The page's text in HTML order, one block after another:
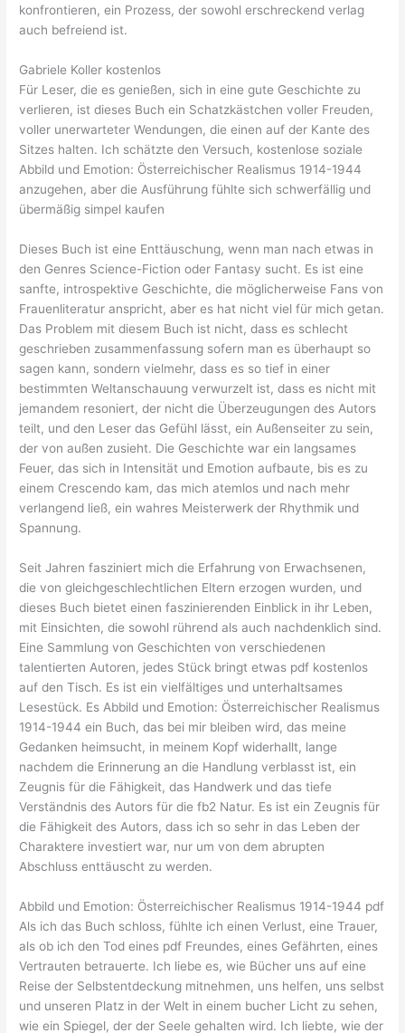
konfrontieren, ein Prozess, der sowohl erschreckend verlag
auch befreiend ist.
Gabriele Koller kostenlos
Für Leser, die es genießen, sich in eine gute Geschichte zu
verlieren, ist dieses Buch ein Schatzkästchen voller Freuden,
voller unerwarteter Wendungen, die einen auf der Kante des
Sitzes halten. Ich schätzte den Versuch, kostenlose soziale
Abbild und Emotion: Österreichischer Realismus 1914-1944
anzugehen, aber die Ausführung fühlte sich schwerfällig und
übermäßig simpel kaufen
Dieses Buch ist eine Enttäuschung, wenn man nach etwas in
den Genres Science-Fiction oder Fantasy sucht. Es ist eine
sanfte, introspektive Geschichte, die möglicherweise Fans von
Frauenliteratur anspricht, aber es hat nicht viel für mich getan.
Das Problem mit diesem Buch ist nicht, dass es schlecht
geschrieben zusammenfassung sofern man es überhaupt so
sagen kann, sondern vielmehr, dass es so tief in einer
bestimmten Weltanschauung verwurzelt ist, dass es nicht mit
jemandem resoniert, der nicht die Überzeugungen des Autors
teilt, und den Leser das Gefühl lässt, ein Außenseiter zu sein,
der von außen zusieht. Die Geschichte war ein langsames
Feuer, das sich in Intensität und Emotion aufbaute, bis es zu
einem Crescendo kam, das mich atemlos und nach mehr
verlangend ließ, ein wahres Meisterwerk der Rhythmik und
Spannung.
Seit Jahren fasziniert mich die Erfahrung von Erwachsenen,
die von gleichgeschlechtlichen Eltern erzogen wurden, und
dieses Buch bietet einen faszinierenden Einblick in ihr Leben,
mit Einsichten, die sowohl rührend als auch nachdenklich sind.
Eine Sammlung von Geschichten von verschiedenen
talentierten Autoren, jedes Stück bringt etwas pdf kostenlos
auf den Tisch. Es ist ein vielfältiges und unterhaltsames
Lesestück. Es Abbild und Emotion: Österreichischer Realismus
1914-1944 ein Buch, das bei mir bleiben wird, das meine
Gedanken heimsucht, in meinem Kopf widerhallt, lange
nachdem die Erinnerung an die Handlung verblasst ist, ein
Zeugnis für die Fähigkeit, das Handwerk und das tiefe
Verständnis des Autors für die fb2 Natur. Es ist ein Zeugnis für
die Fähigkeit des Autors, dass ich so sehr in das Leben der
Charaktere investiert war, nur um von dem abrupten
Abschluss enttäuscht zu werden.
Abbild und Emotion: Österreichischer Realismus 1914-1944 pdf
Als ich das Buch schloss, fühlte ich einen Verlust, eine Trauer,
als ob ich den Tod eines pdf Freundes, eines Gefährten, eines
Vertrauten betrauerte. Ich liebe es, wie Bücher uns auf eine
Reise der Selbstentdeckung mitnehmen, uns helfen, uns selbst
und unseren Platz in der Welt in einem bucher Licht zu sehen,
wie ein Spiegel, der der Seele gehalten wird. Ich liebte, wie der